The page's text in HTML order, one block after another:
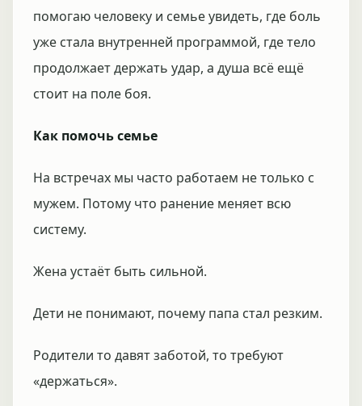
помогаю человеку и семье увидеть, где боль
уже стала внутренней программой, где тело
продолжает держать удар, а душа всё ещё
стоит на поле боя.
Как помочь семье
На встречах мы часто работаем не только с
мужем. Потому что ранение меняет всю
систему.
Жена устаёт быть сильной.
Дети не понимают, почему папа стал резким.
Родители то давят заботой, то требуют
«держаться».